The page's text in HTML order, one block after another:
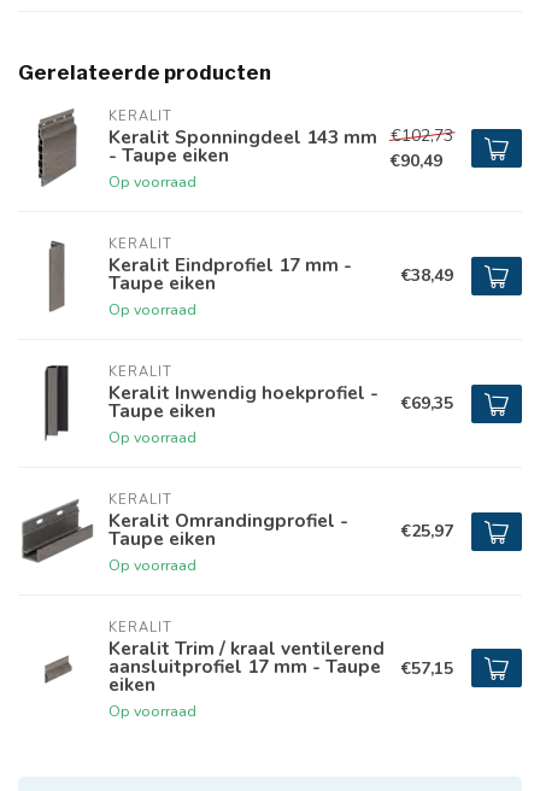
Gerelateerde producten
KERALIT
Keralit Sponningdeel 143 mm
- Taupe eiken
Op voorraad
€102,73
€90,49
KERALIT
Keralit Eindprofiel 17 mm -
Taupe eiken
Op voorraad
€38,49
KERALIT
Keralit Inwendig hoekprofiel -
Taupe eiken
Op voorraad
€69,35
KERALIT
Keralit Omrandingprofiel -
Taupe eiken
Op voorraad
€25,97
KERALIT
Keralit Trim / kraal ventilerend
aansluitprofiel 17 mm - Taupe
eiken
Op voorraad
€57,15